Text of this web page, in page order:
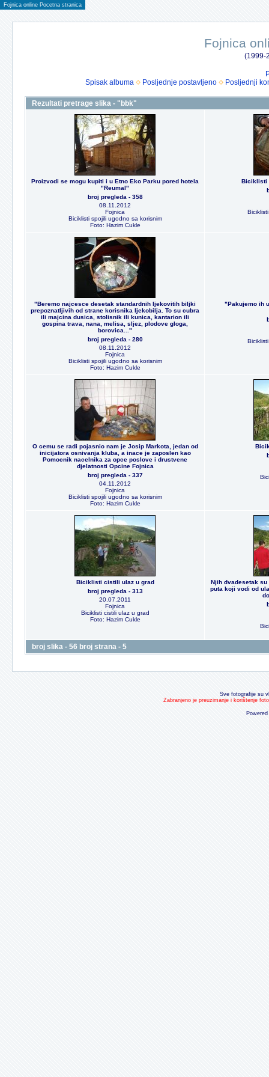
Fojnica online Pocetna stranica
Fojnica
(1999-
Spisak albuma
Posljednje postavljeno Posljednji
Rezultati pretrage slika - "bbk"
Proizvodi se mogu kupiti i u Etno Eko Parku pored hotela
"Reumal"
broj pregleda - 358
08.11.2012
Fojnica
Biciklisti spojili ugodno sa korisnim
Foto: Hazim Cukle
Biciklisti
"Beremo najcesce desetak standardnih ljekovitih biljki
prepoznatljivih od strane korisnika ljekobilja. To su cubra
ili majcina dusica, stolisnik ili kunica, kantarion ili
gospina trava, nana, melisa, sljez, plodove gloga,
borovica..."
broj pregleda - 280
08.11.2012
Fojnica
Biciklisti spojili ugodno sa korisnim
Foto: Hazim Cukle
"Pakujemo ih
O cemu se radi pojasnio nam je Josip Markota, jedan od
inicijatora osnivanja kluba, a inace je zaposlen kao
Pomocnik nacelnika za opce poslove i drustvene
djelatnosti Opcine Fojnica
broj pregleda - 337
04.11.2012
Fojnica
Biciklisti spojili ugodno sa korisnim
Foto: Hazim Cukle
Biciklisti cistili ulaz u grad
broj pregleda - 313
20.07.2011
Fojnica
Biciklisti cistili ulaz u grad
Foto: Hazim Cukle
Njih dvadesetak
puta koji vodi od
broj slika - 56 broj strana - 5
Sve fotografije su
Zabranjeno je preuzimanje i korištenje